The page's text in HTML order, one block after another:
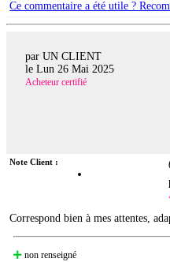
Ce commentaire a été utile ?
par UN CLIENT
le Lun 26 Mai 2025
Acheteur certifié
Note Client :
Correspond bien à mes attentes,
non renseigné